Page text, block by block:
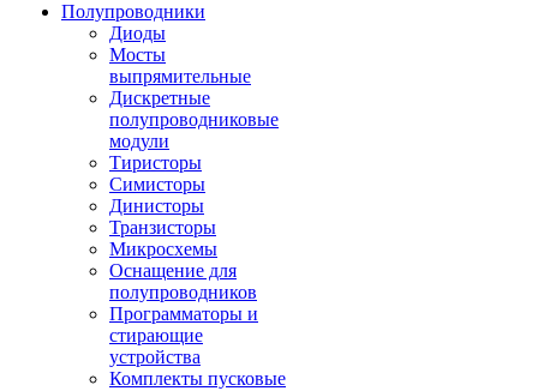
Полупроводники
Диоды
Мосты
выпрямительные
Дискретные
полупроводниковые
модули
Тиристоры
Симисторы
Динисторы
Транзисторы
Микросхемы
Оснащение для
полупроводников
Программаторы и
стирающие
устройства
Комплекты пусковые